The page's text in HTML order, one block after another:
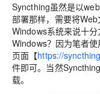
Syncthing虽然是以
部署那样，需要将
Windows系统来说十
Windows？因为笔者
页面【https://
件即可。当然
载。